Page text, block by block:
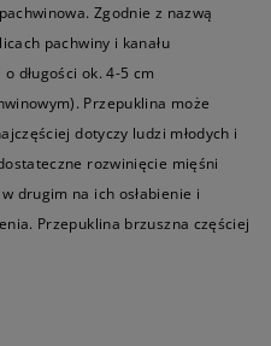
Zgodnie z nazwą
pachwiny i kanału
długości ok. 4-5 cm
Przepuklina może
dotyczy ludzi młodych i
rozwinięcie mięśni
drugim na ich osłabienie i
Przepuklina brzuszna częściej